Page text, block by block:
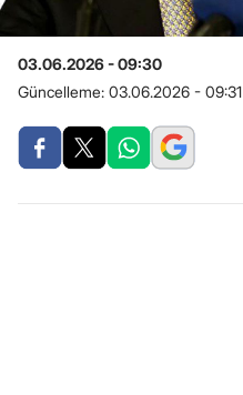
03.06.2026 - 09:30
Güncelleme: 03.06.2026 - 09:31